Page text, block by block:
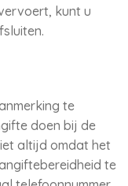
kunt u
te
doen bij de
altijd omdat het
te